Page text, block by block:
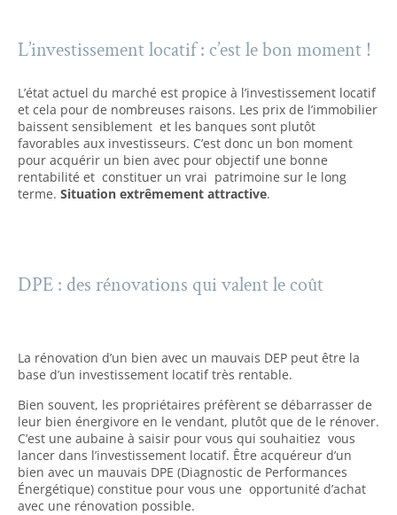
L’investissement locatif : c’est le bon moment !
L’état actuel du marché est propice à l’investissement locatif
et cela pour de nombreuses raisons. Les prix de l’immobilier
baissent sensiblement et les banques sont plutôt
favorables aux investisseurs. C’est donc un bon moment
pour acquérir un bien avec pour objectif une bonne
rentabilité et constituer un vrai patrimoine sur le long
terme. Situation extrêmement attractive.
DPE : des rénovations qui valent le coût
La rénovation d’un bien avec un mauvais DEP peut être la
base d’un investissement locatif très rentable.
Bien souvent, les propriétaires préfèrent se débarrasser de
leur bien énergivore en le vendant, plutôt que de le rénover.
C’est une aubaine à saisir pour vous qui souhaitiez vous
lancer dans l’investissement locatif. Être acquéreur d’un
bien avec un mauvais DPE (Diagnostic de Performances
Énergétique) constitue pour vous une opportunité d’achat
avec une rénovation possible.